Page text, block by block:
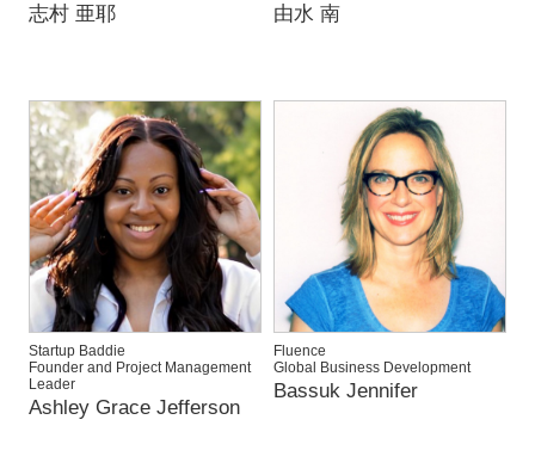
志村 亜耶 由水 南
Startup Baddie
Founder and Project Management
Leader
Ashley Grace Jefferson
Fluence
Global Business Development
Bassuk Jennifer